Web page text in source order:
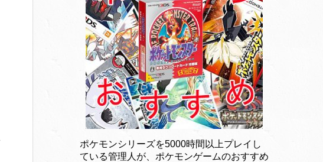
ポケモンシリーズを5000時間以上プレイし
ている管理人が、ポケモンゲームのおすすめ